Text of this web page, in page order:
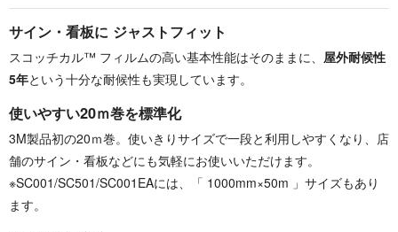
サイン・看板に ジャストフィット
スコッチカル™ フィルムの高い基本性能はそのままに、 屋外耐候性
5年という十分な耐候性も実現しています。
使いやすい20ｍ巻を標準化
3M製品初の20ｍ巻。使いきりサイズで一段と利用しやすくなり、店
舗のサイン・看板などにも気軽にお使いいただけます。
※SC001/SC501/SC001EAには、「 1000mm×50m 」サイズもあり
ます。